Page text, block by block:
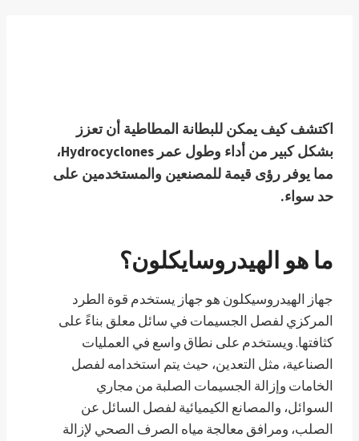
اكتشف كيف يمكن للبطانة المطاطية أن تعزز
بشكل كبير من أداء وطول عمر Hydrocyclones،
مما يوفر رؤى قيمة للمصنعين والمستخدمين على
حد سواء.
ما هو الهيدروسايكلون؟
جهاز الهيدروسيكلون هو جهاز يستخدم قوة الطرد
المركزي لفصل الجسيمات في سائل معلق بناءً على
كثافتها. ويستخدم على نطاق واسع في العمليات
الصناعية، مثل التعدين، حيث يتم استخدامه لفصل
الخامات وإزالة الجسيمات الصلبة من مجاري
السوائل، والمصانع الكيميائية لفصل السائل عن
الصلب، ومرافق معالجة مياه الصرف الصحي لإزالة